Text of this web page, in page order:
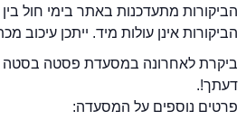
הביקורות מתעדכנות באתר בימי חול בין השעות
הביקורות אינן עולות מיד. ייתכן
ביקרת לאחרונה במסעדת פסטה בסטה
דעתך!.
פרטים נוספים על המסעדה: